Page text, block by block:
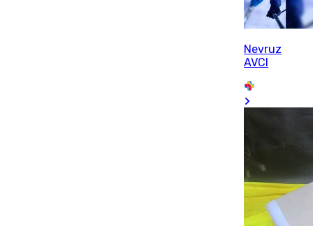
Nevruz
AVCI